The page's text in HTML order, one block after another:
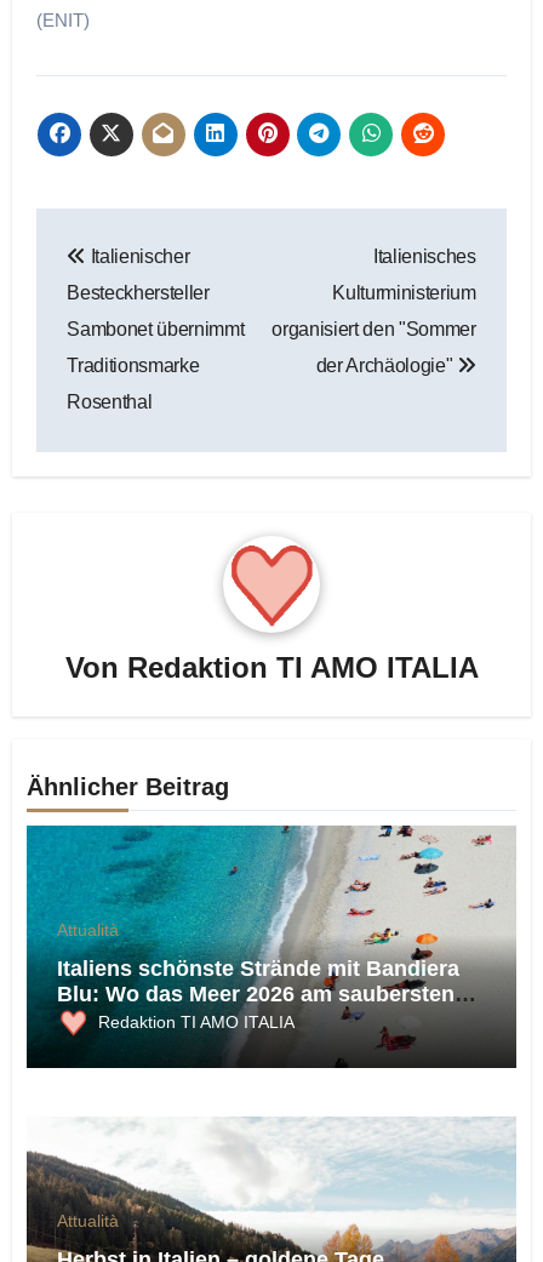
(ENIT)
Italienischer
Besteckhersteller
Sambonet übernimmt
Traditionsmarke
Rosenthal
Italienisches
Kulturministerium
organisiert den "Sommer
der Archäologie"
Von Redaktion TI AMO ITALIA
Ähnlicher Beitrag
Attualità
Italiens schönste Strände mit Bandiera
Blu: Wo das Meer 2026 am saubersten
ist
Redaktion TI AMO ITALIA
Attualità